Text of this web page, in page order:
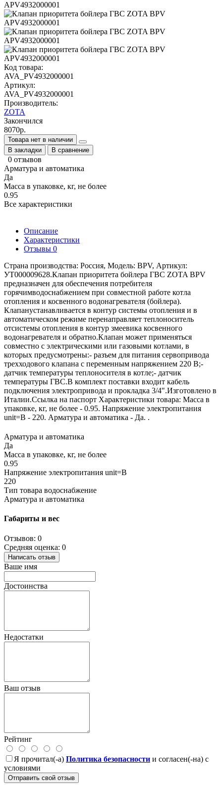
Код товара:
AVA_PV4932000001
Артикул:
AVA_PV4932000001
Производитель:
ZOTA
Закончился
8070р.
Товара нет в наличии
В закладки
В сравнение
0 отзывов
Арматура и автоматика
Да
Масса в упаковке, кг, не более
0.95
Все характеристики
Описание
Характеристики
Отзывы 0
Страна производства: Россия, Модель: BPV, Артикул:
УТ000009628.Клапан приоритета бойлера ГВС ZOTA BPV
предназначен для обеспечения потребителя
горячимводоснабжением при совместной работе котла
отопления и косвенного водонагревателя (бойлера).
Клапанустанавливается в контур системы отопления и в
автоматическом режиме перенаправляет теплоноситель
отсистемы отопления в контур змеевика косвенного
водонагревателя и обратно.Клапан может применяться
совместно с электрическими или газовыми котлами, в
которых предусмотрены:- разъем для питания сервопривода
трехходового клапана с переменным напряжением 220 В;-
датчик температуры теплоносителя в котле;- датчик
температуры ГВС.В комплект поставки входит кабель
подключения электропривода и прокладка 3/4".Изготовлено в
Италии.Ссылка на паспорт Характеристики товара: Масса в
упаковке, кг, не более - 0.95. Напряжение электропитания
unit=В - 220. Арматура и автоматика - Да. .
Арматура и автоматика
Да
Масса в упаковке, кг, не более
0.95
Напряжение электропитания unit=В
220
Тип товара водоснабжение
Арматура и автоматика
Габариты и вес
Отзывов: 0
Средняя оценка: 0
Написать отзыв
Ваше имя
Достоинства
Недостатки
Ваш отзыв
Рейтинг
Я прочитал(-а) Политика безопасности и согласен(-на) с
условиями
Отправить свой отзыв